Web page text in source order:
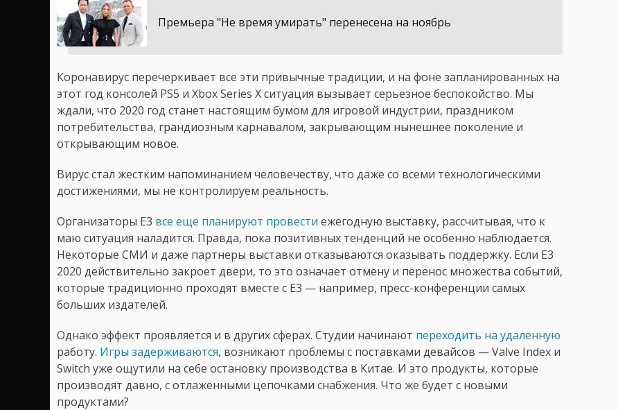
Премьера "Не время умирать" перенесена на ноябрь
Коронавирус перечеркивает все эти привычные традиции, и на фоне запланированных на
этот год консолей PS5 и Xbox Series X ситуация вызывает серьезное беспокойство. Мы
ждали, что 2020 год станет настоящим бумом для игровой индустрии, праздником
потребительства, грандиозным карнавалом, закрывающим нынешнее поколение и
открывающим новое.
Вирус стал жестким напоминанием человечеству, что даже со всеми технологическими
достижениями, мы не контролируем реальность.
Организаторы E3 все еще планируют провести ежегодную выставку, рассчитывая, что к
маю ситуация наладится. Правда, пока позитивных тенденций не особенно наблюдается.
Некоторые СМИ и даже партнеры выставки отказываются оказывать поддержку. Если E3
2020 действительно закроет двери, то это означает отмену и перенос множества событий,
которые традиционно проходят вместе с E3 — например, пресс-конференции самых
больших издателей.
Однако эффект проявляется и в других сферах. Студии начинают переходить на удаленную
работу. Игры задерживаются, возникают проблемы с поставками девайсов — Valve Index и
Switch уже ощутили на себе остановку производства в Китае. И это продукты, которые
производят давно, с отлаженными цепочками снабжения. Что же будет с новыми
продуктами?